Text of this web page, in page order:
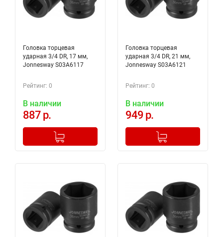
Головка торцевая
ударная 3/4 DR, 17 мм,
Jonnesway S03A6117
Рейтинг: 0
В наличии
887 р.
+
Добавлено в корзину
Головка торцевая
ударная 3/4 DR, 21 мм,
Jonnesway S03A6121
Рейтинг: 0
В наличии
949 р.
+
Добавлено в корзину